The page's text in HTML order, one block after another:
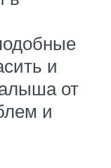
и
от
и